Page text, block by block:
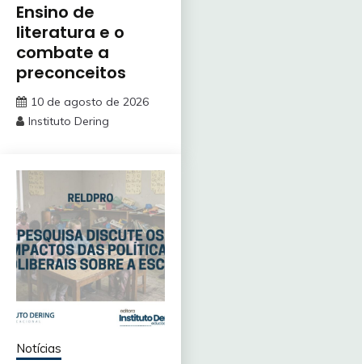
Ensino de
literatura e o
combate a
preconceitos
10 de agosto de 2026
Instituto Dering
Notícias